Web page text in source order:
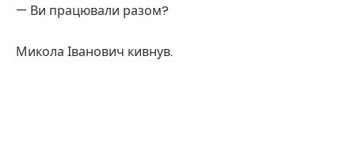
— Ви працювали разом?
Микола Іванович кивнув.